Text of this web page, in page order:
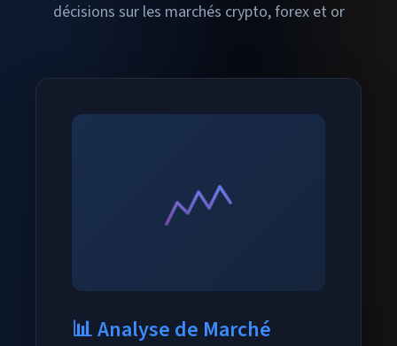
décisions sur les marchés crypto, forex et or
📊 Analyse de Marché